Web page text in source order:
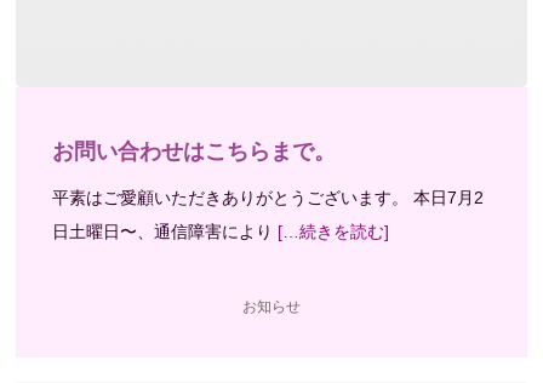
お問い合わせはこちらまで。
平素はご愛顧いただきありがとうございます。 本日7月2
日土曜日〜、通信障害により […続きを読む]
お知らせ